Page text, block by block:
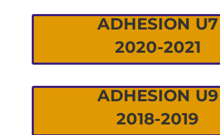
ADHESION U7
2020-2021
ADHESION U9
2018-2019